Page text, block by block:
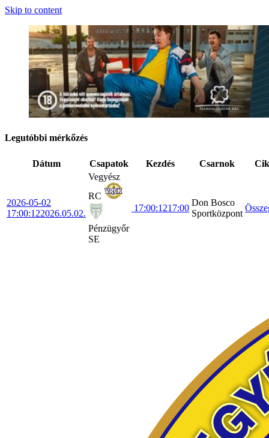
Skip to content
Legutóbbi mérkőzés
Dátum Csapatok Kezdés Csarnok
2026-05-02
17:00:122026.05.02.
Vegyész
RC
Pénzügyőr
SE
17:00:1217:00
Don Bosco
Sportközpont